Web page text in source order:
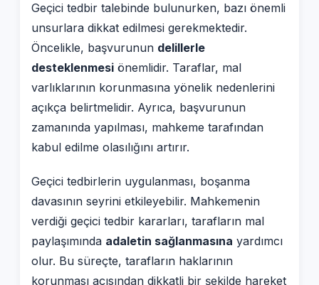
Geçici tedbir talebinde bulunurken, bazı önemli
unsurlara dikkat edilmesi gerekmektedir.
Öncelikle, başvurunun delillerle
desteklenmesi önemlidir. Taraflar, mal
varlıklarının korunmasına yönelik nedenlerini
açıkça belirtmelidir. Ayrıca, başvurunun
zamanında yapılması, mahkeme tarafından
kabul edilme olasılığını artırır.
Geçici tedbirlerin uygulanması, boşanma
davasının seyrini etkileyebilir. Mahkemenin
verdiği geçici tedbir kararları, tarafların mal
paylaşımında adaletin sağlanmasına yardımcı
olur. Bu süreçte, tarafların haklarının
korunması açısından dikkatli bir şekilde hareket